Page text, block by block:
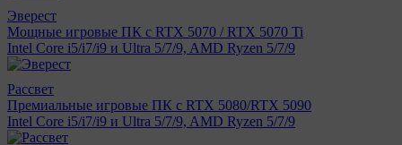
Эверест
Мощные игровые ПК с RTX 5070 / RTX 5070 Ti
Intel Core i5/i7/i9 и Ultra 5/7/9, AMD Ryzen 5/7/9
Рассвет
Премиальные игровые ПК с RTX 5080/RTX 5090
Intel Core i5/i7/i9 и Ultra 5/7/9, AMD Ryzen 5/7/9